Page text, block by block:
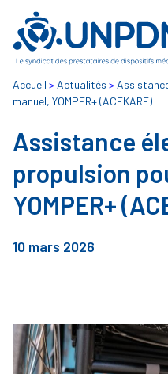
Accueil > Actualités >
manuel, YOMPER+ (ACEKARE)
Assistance
propulsion
YOMPER+
10 mars 2026